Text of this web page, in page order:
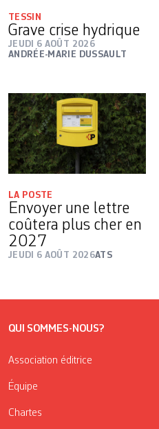
TESSIN
Grave crise hydrique
JEUDI 6 AOÛT 2026
ANDRÉE-MARIE DUSSAULT
LA POSTE
Envoyer une lettre
coûtera plus cher en
2027
JEUDI 6 AOÛT 2026ATS
QUI SOMMES-NOUS?
Association éditrice
Équipe
Chartes